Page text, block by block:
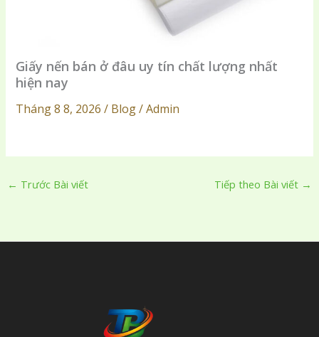
Giấy nến bán ở đâu uy tín chất lượng nhất
hiện nay
Tháng 8 8, 2026 / Blog / Admin
← Trước Bài viết Tiếp theo Bài viết →